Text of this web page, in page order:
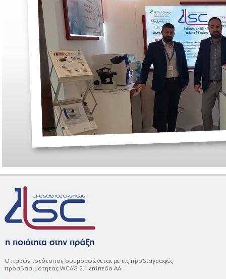
Ο παρών ιστότοπος συμμορφώνεται με τις προδιαγραφές
προσβασιμότητας WCAG 2.1 επίπεδο AA.